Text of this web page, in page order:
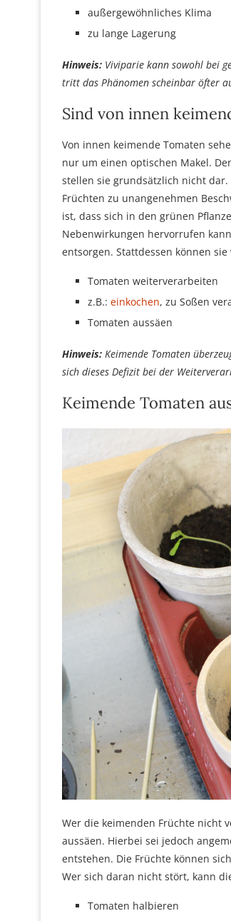
außergewöhnliches Klima
zu lange Lagerung
Hinweis: Viviparie kann sowohl bei
tritt das Phänomen scheinbar öfter
Sind von innen
Von innen keimende Tomaten
nur um einen optischen Makel.
stellen sie grundsätzlich nicht
Früchten zu unangenehmen
ist, dass sich in den grünen
Nebenwirkungen hervorrufen
entsorgen. Stattdessen können
Tomaten weiterverarbeiten
z.B.: einkochen, zu Soßen
Tomaten aussäen
Hinweis: Keimende Tomaten
sich dieses Defizit bei der
Keimende Tomaten
Wer die keimenden Früchte nicht
aussäen. Hierbei sei jedoch
entstehen. Die Früchte können
Wer sich daran nicht stört, kann
Tomaten halbieren